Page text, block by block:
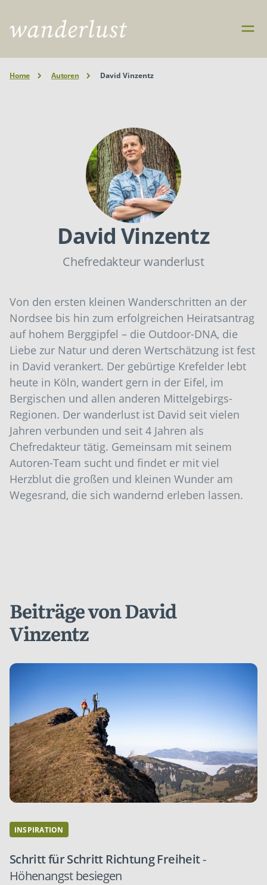
Home Autoren David Vinzentz
David Vinzentz
Chefredakteur wanderlust
Von den ersten kleinen Wanderschritten an der
Nordsee bis hin zum erfolgreichen Heiratsantrag
auf hohem Berggipfel – die Outdoor-DNA, die
Liebe zur Natur und deren Wertschätzung ist fest
in David verankert. Der gebürtige Krefelder lebt
heute in Köln, wandert gern in der Eifel, im
Bergischen und allen anderen Mittelgebirgs-
Regionen. Der wanderlust ist David seit vielen
Jahren verbunden und seit 4 Jahren als
Chefredakteur tätig. Gemeinsam mit seinem
Autoren-Team sucht und findet er mit viel
Herzblut die großen und kleinen Wunder am
Wegesrand, die sich wandernd erleben lassen.
Beiträge von David
Vinzentz
INSPIRATION
Schritt für Schritt Richtung Freiheit-
Höhenangst besiegen